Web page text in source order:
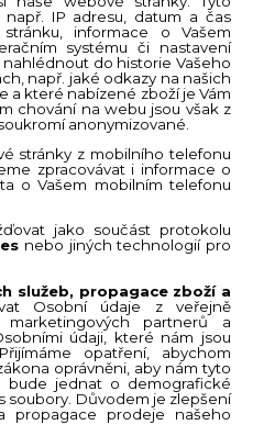
IP adresu, datum a čas
informace o Vašem
systému či nastavení
do historie Vašeho
např. jaké odkazy na našich
a které nabízené zboží je Vám
chování na webu jsou však z
anonymizované.
stránky z mobilního telefonu
zpracovávat i informace o
o Vašem mobilním telefonu
jako součást protokolu
nebo jiných technologií pro
služeb, propagace zboží a
Osobní údaje z veřejně
partnerů a
údaji, které nám jsou
opatření, abychom
oprávněni, aby nám tyto
bude jednat o demografické
soubory. Důvodem je zlepšení
propagace prodeje našeho